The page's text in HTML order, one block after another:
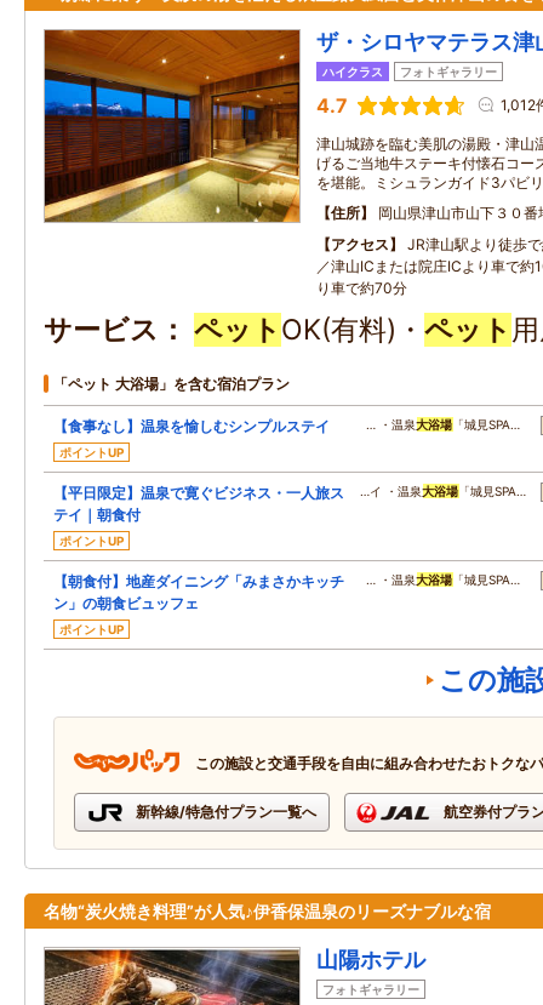
ザ・シロヤマテラス津
ハイクラス フォトギャラリー
4.7 1,012
津山城跡を臨む美肌の湯殿・津山
げるご当地牛ステーキ付懐石コー
を堪能。ミシュランガイド3パビ
住所
岡山県津山市山下３０番
アクセス
JR津山駅より徒歩
／津山ICまたは院庄ICより車で約
り車で約70分
サービス ペット OK(有料)・ ペット
「ペット 大浴場」を含む宿泊プラン
【食事なし】温泉を愉しむシンプルステイ
ポイントUP
… ・温泉大浴場 「城見SPA…
【平日限定】温泉で寛ぐビジネス・一人旅ス
テイ｜朝食付
ポイントUP
…イ ・温泉大浴場 「城見SPA…
【朝食付】地産ダイニング「みまさかキッチ
ン」の朝食ビュッフェ
ポイントUP
… ・温泉大浴場 「城見SPA…
この施
この施設と交通手段を自由に組み合わせたおトクな
新幹線/特急付プラン一覧へ 航空券付プラ
名物“炭火焼き料理”が人気♪伊香保温泉のリーズナブルな宿
山陽ホテル
フォトギャラリー